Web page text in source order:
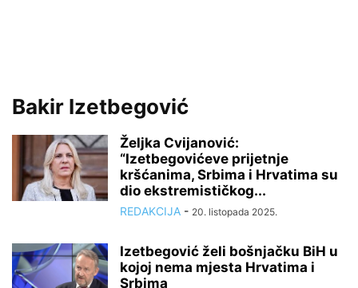
Bakir Izetbegović
Željka Cvijanović:
“Izetbegovićeve prijetnje
kršćanima, Srbima i Hrvatima su
dio ekstremističkog...
REDAKCIJA - 20. listopada 2025.
Izetbegović želi bošnjačku BiH u
kojoj nema mjesta Hrvatima i
Srbima